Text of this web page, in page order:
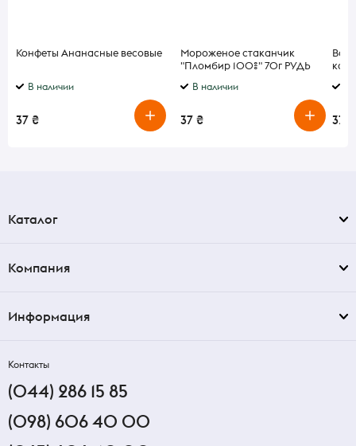
Конфеты Ананасные весовые
В наличии
37 ₴
Мороженое стаканчик
"Пломбир 100%" 70г РУДЬ
В наличии
37 ₴ 37 ₴
Каталог
Компания
Информация
Контакты
(044) 286 15 85
(098) 606 40 00